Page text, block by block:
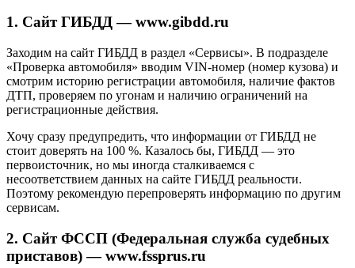
1. Сайт ГИБДД — www.gibdd.ru
Заходим на сайт ГИБДД в раздел «Сервисы». В подразделе
«Проверка автомобиля» вводим VIN-номер (номер кузова) и
смотрим историю регистрации автомобиля, наличие фактов
ДТП, проверяем по угонам и наличию ограничений на
регистрационные действия.
Хочу сразу предупредить, что информации от ГИБДД не
стоит доверять на 100 %. Казалось бы, ГИБДД — это
первоисточник, но мы иногда сталкиваемся с
несоответствием данных на сайте ГИБДД реальности.
Поэтому рекомендую перепроверять информацию по другим
сервисам.
2. Сайт ФССП (Федеральная служба судебных
приставов) — www.fssprus.ru